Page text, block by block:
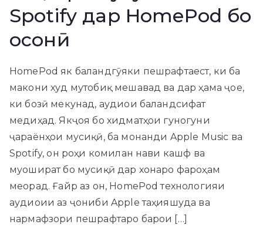
Spotify дар HomePod бо
осонӣ
HomePod як баландгӯяки пешрафтаест, ки ба
макони худ мутобиқ мешавад ва дар ҳама ҷое,
ки бозӣ мекунад, аудиои баландсифат
медиҳад. Якҷоя бо хидматҳои гуногуни
ҷараёнҳои мусиқӣ, ба монанди Apple Music ва
Spotify, он роҳи комилан нави кашф ва
муошират бо мусиқӣ дар хонаро фароҳам
меорад. Ғайр аз он, HomePod технологияи
аудиоии аз ҷониби Apple таҳияшуда ва
нармафзори пешрафтаро барои […]